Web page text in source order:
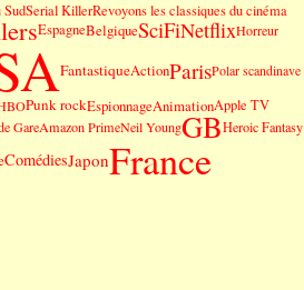
SudSerial KillerRevoyons les classiques du cinéma
EspagneBelgiqueSciFiNetflixHorreur
FantastiqueActionParisPolar scandinave
Punk rockEspionnageAnimationApple TV
GareAmazon PrimeNeil YoungGBHeroic Fantasy
ComédiesJaponFrance